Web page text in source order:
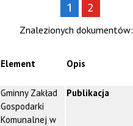
1 2
Znalezionych dokumentów:
Element Opis
Gminny Zakład
Gospodarki
Komunalnej w
Publikacja